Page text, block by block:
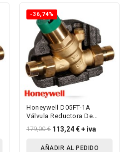
-36,74%
Honeywell D05FT-1A
Válvula Reductora De
Manométrica Para...
179,00 € 113,24 €+ iva
AÑADIR AL PEDIDO